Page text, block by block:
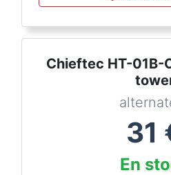
Chieftec HT-01B-
31
En